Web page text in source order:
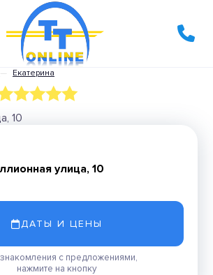
Екатерина
10
улица, 10
ДАТЫ И ЦЕНЫ
с предложениями,
нажмите на кнопку